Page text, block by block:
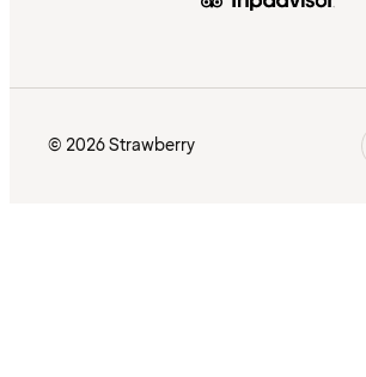
© 2026 Strawberry